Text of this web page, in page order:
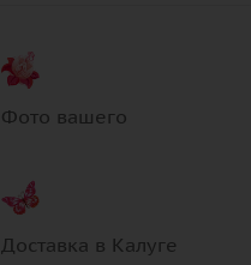
Фото вашего
Доставка в Калуге